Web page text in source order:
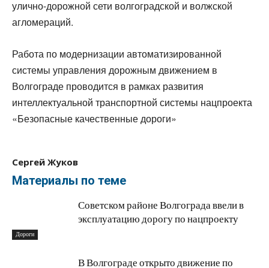
улично-дорожной сети волгоградской и волжской
агломераций.
Работа по модернизации автоматизированной
системы управления дорожным движением в
Волгограде проводится в рамках развития
интеллектуальной транспортной системы нацпроекта
«Безопасные качественные дороги»
Сергей Жуков
Материалы по теме
Дороги
Советском районе Волгограда ввели в
эксплуатацию дорогу по нацпроекту
В Волгограде открыто движение по